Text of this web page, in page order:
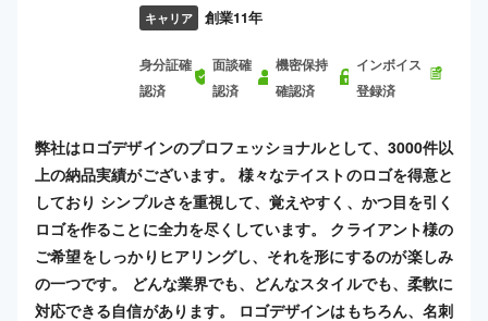
キャリア 創業11年
身分証確
認済
面談確
認済
機密保持
確認済
インボイス
登録済
弊社はロゴデザインのプロフェッショナルとして、3000件以
上の納品実績がございます。 様々なテイストのロゴを得意と
しており シンプルさを重視して、覚えやすく、かつ目を引く
ロゴを作ることに全力を尽くしています。 クライアント様の
ご希望をしっかりヒアリングし、それを形にするのが楽しみ
の一つです。 どんな業界でも、どんなスタイルでも、柔軟に
対応できる自信があります。 ロゴデザインはもちろん、名刺